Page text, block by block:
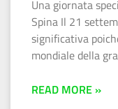
Una giornata
Spina Il 21
significativa
mondiale della
READ MORE »